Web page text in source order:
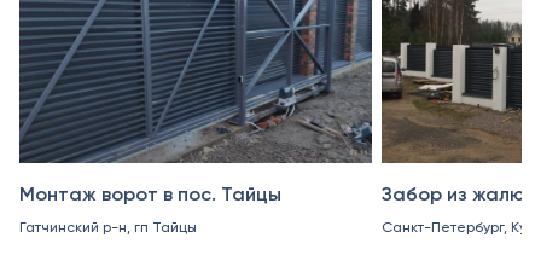
Монтаж ворот в пос. Тайцы
Гатчинский р-н, гп Тайцы
Забор из
Санкт-Петербург,